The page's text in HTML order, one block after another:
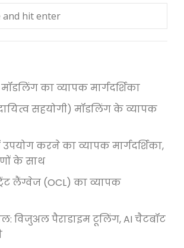
का व्यापक मार्गदर्शिका
सहयोगी) मॉडलिंग के व्यापक
उपयोग करने का व्यापक मार्गदर्शिका,
के साथ
लैंग्वेज (OCL) का व्यापक
विजुअल पैराडाइम टूलिंग, AI चैटबॉट